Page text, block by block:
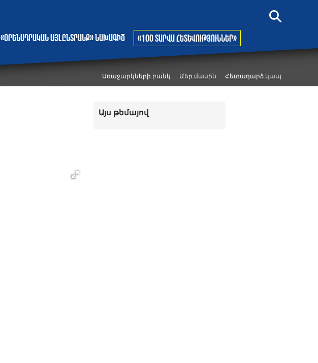
«Օրենսդրական այլընտրանք» նախագիծ «100 տարվա հետևություններ»
Առաջարկների բանկ Մեր մասին Հետադարձ կապ
Այս թեմայով